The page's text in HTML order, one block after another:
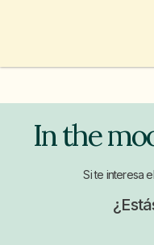
In the
Si te interesa